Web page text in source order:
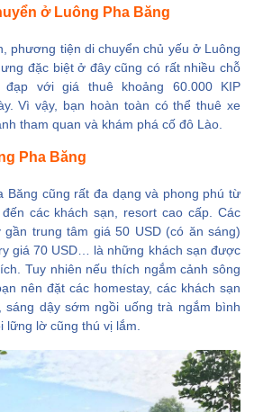
ở Luông Pha Băng
phương tiện di chuyển chủ yếu ở Luông
đặc biệt ở đây cũng có rất nhiều chỗ
với giá thuê khoảng 60.000 KIP
Vì vậy, bạn hoàn toàn có thể thuê xe
tham quan và khám phá cố đô Lào.
Pha Băng
Băng cũng rất đa dạng và phong phú từ
các khách sạn, resort cao cấp. Các
gần trung tâm giá 50 USD (có ăn sáng)
giá 70 USD… là những khách sạn được
Tuy nhiên nếu thích ngắm cảnh sông
nên đặt các homestay, các khách sạn
sáng dậy sớm ngồi uống trà ngắm bình
lững lờ cũng thú vị lắm.